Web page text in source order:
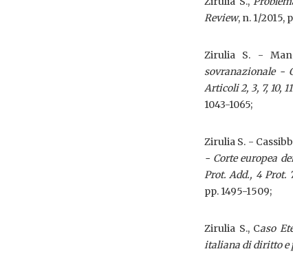
Review, n. 1/2015,
Zirulia S. -
sovranazionale -
Articoli 2, 3, 7, 10,
1043-1065;
Zirulia S. -
- Corte europea
Prot. Add., 4 Prot.
pp. 1495-1509;
Zirulia S., Caso
italiana di diritto e